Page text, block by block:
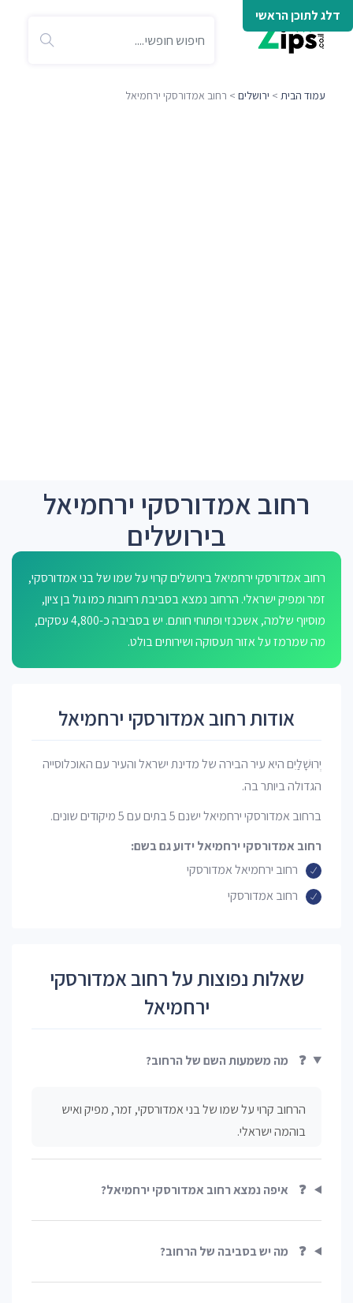
דלג לתוכן הראשי
עמוד הבית > ירושלים > רחוב אמדורסקי ירחמיאל
רחוב אמדורסקי ירחמיאל
בירושלים
רחוב אמדורסקי ירחמיאל בירושלים קרוי על שמו של בני אמדורסקי,
זמר ומפיק ישראלי. הרחוב נמצא בסביבת רחובות כמו גול בן ציון,
מוסיוף שלמה, אשכנזי ופתוחי חותם. יש בסביבה כ-4,800 עסקים,
מה שמרמז על אזור תעסוקה ושירותים בולט.
אודות רחוב אמדורסקי ירחמיאל
יְרוּשָׁלַיִם היא עיר הבירה של מדינת ישראל והעיר עם האוכלוסייה
הגדולה ביותר בה.
ברחוב אמדורסקי ירחמיאל ישנם 5 בתים עם 5 מיקודים שונים.
רחוב אמדורסקי ירחמיאל ידוע גם בשם:
רחוב ירחמיאל אמדורסקי
רחוב אמדורסקי
שאלות נפוצות על רחוב אמדורסקי
ירחמיאל
❓ מה משמעות השם של הרחוב?
הרחוב קרוי על שמו של בני אמדורסקי, זמר, מפיק ואיש
בוהמה ישראלי.
❓ איפה נמצא רחוב אמדורסקי ירחמיאל?
❓ מה יש בסביבה של הרחוב?